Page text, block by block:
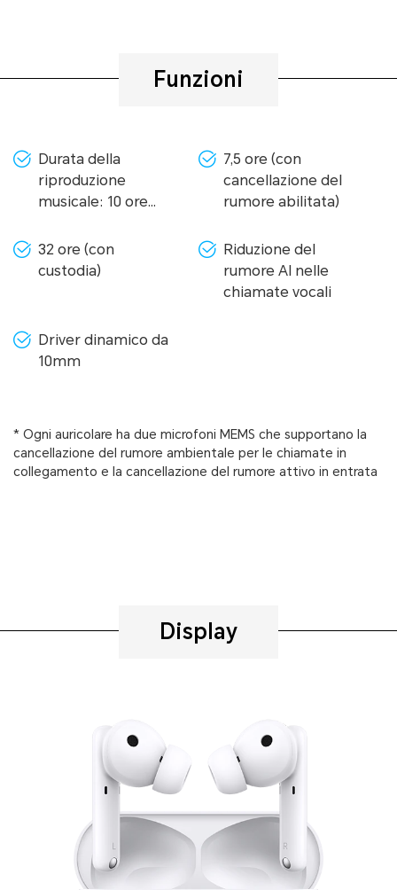
Funzioni
Durata della
riproduzione
musicale: 10 ore
del rumore
disabilitata)
7,5 ore (con
cancellazione del
rumore abilitata)
32 ore (con
custodia)
Riduzione del
rumore AI nelle
chiamate vocali
Driver dinamico da
10mm
* Ogni auricolare ha due microfoni MEMS che supportano la
cancellazione del rumore ambientale per le chiamate in
collegamento e la cancellazione del rumore attivo in entrata
Display